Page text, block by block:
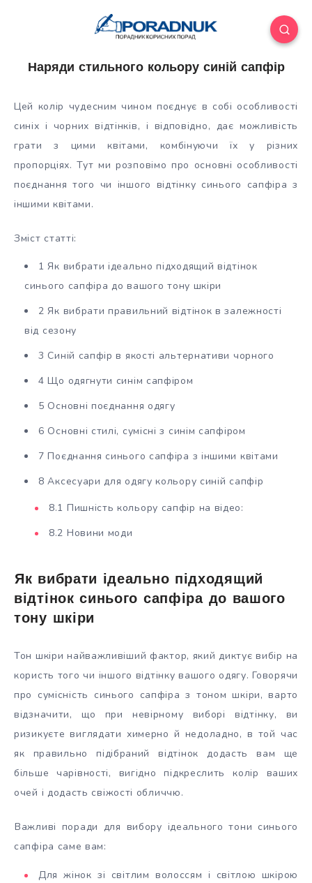
Наряди стильного кольору синій сапфір
Цей колір чудесним чином поєднує в собі особливості
синіх і чорних відтінків, і відповідно, дає можливість
грати з цими квітами, комбінуючи їх у різних
пропорціях. Тут ми розповімо про основні особливості
поєднання того чи іншого відтінку синього сапфіра з
іншими квітами.
Зміст статті:
1 Як вибрати ідеально підходящий відтінок
синього сапфіра до вашого тону шкіри
2 Як вибрати правильний відтінок в залежності
від сезону
3 Синій сапфір в якості альтернативи чорного
4 Що одягнути синім сапфіром
5 Основні поєднання одягу
6 Основні стилі, сумісні з синім сапфіром
7 Поєднання синього сапфіра з іншими квітами
8 Аксесуари для одягу кольору синій сапфір
8.1 Пишність кольору сапфір на відео:
8.2 Новини моди
Як вибрати ідеально підходящий
відтінок синього сапфіра до вашого
тону шкіри
Тон шкіри найважливіший фактор, який диктує вибір на
користь того чи іншого відтінку вашого одягу. Говорячи
про сумісність синього сапфіра з тоном шкіри, варто
відзначити, що при невірному виборі відтінку, ви
ризикуєте виглядати химерно й недоладно, в той час
як правильно підібраний відтінок додасть вам ще
більше чарівності, вигідно підкреслить колір ваших
очей і додасть свіжості обличчю.
Важливі поради для вибору ідеального тони синього
сапфіра саме вам:
Для жінок зі світлим волоссям і світлою шкірою